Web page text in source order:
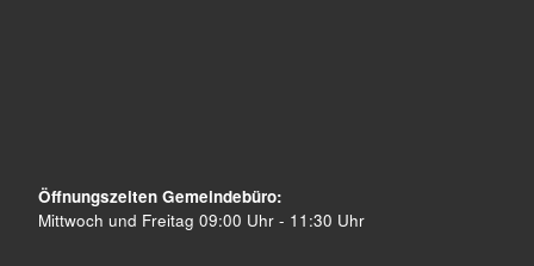
Öffnungszeiten Gemeindebüro:
Mittwoch und Freitag 09:00 Uhr - 11:30 Uhr